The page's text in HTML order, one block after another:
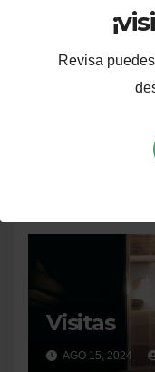
Revisa
El
Visitas
AGO 15, 2024